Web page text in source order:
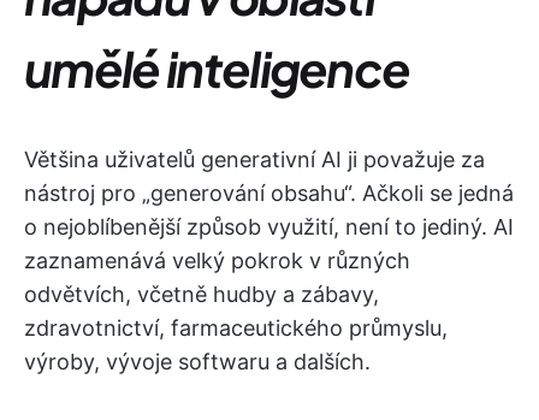
umělé inteligence
Většina uživatelů generativní AI ji považuje za
nástroj pro „generování obsahu“. Ačkoli se jedná
o nejoblíbenější způsob využití, není to jediný. AI
zaznamenává velký pokrok v různých
odvětvích, včetně hudby a zábavy,
zdravotnictví, farmaceutického průmyslu,
výroby, vývoje softwaru a dalších.